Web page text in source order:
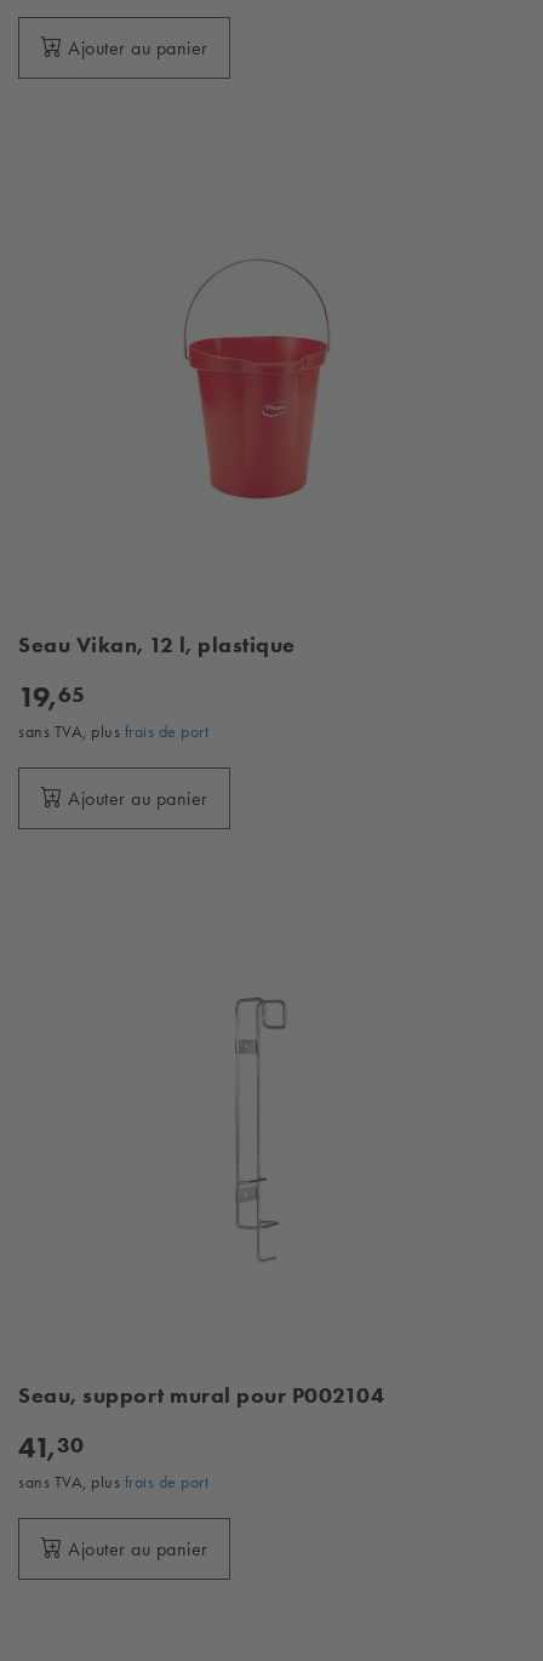
Ajouter au panier
Seau Vikan, 12 l, plastique
19,65
sans TVA, plus frais de port
Ajouter au panier
Seau, support mural pour P002104
41,30
sans TVA, plus frais de port
Ajouter au panier